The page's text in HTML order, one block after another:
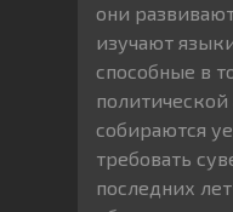
они
изучают
способные в
собираются
требовать
последних